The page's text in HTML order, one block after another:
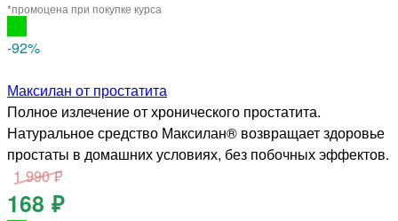
*промоцена при покупке курса
-92%
Максилан от простатита
Полное излечение от хронического простатита.
Натуральное средство Максилан® возвращает здоровье
простаты в домашних условиях, без побочных эффектов.
1 990 ₽
168 ₽